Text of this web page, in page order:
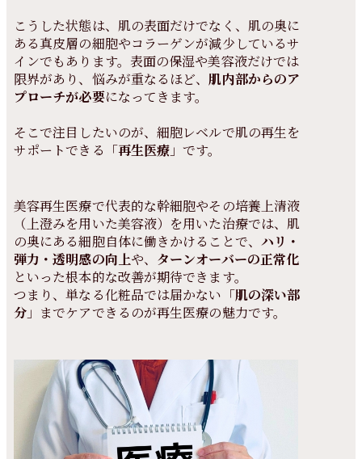
こうした状態は、肌の表面だけでなく、肌の奥に
ある真皮層の細胞やコラーゲンが減少しているサ
インでもあります。表面の保湿や美容液だけでは
限界があり、悩みが重なるほど、肌内部からのア
プローチが必要になってきます。
そこで注目したいのが、細胞レベルで肌の再生を
サポートできる「再生医療 」です。
美容再生医療で代表的な幹細胞やその培養上清液
（上澄みを用いた美容液）を用いた治療では、肌
の奥にある細胞自体に働きかけることで、 ハリ・
弾力・透明感の向上や、 ターンオーバーの正常化
といった根本的な改善が期待できます。
つまり、単なる化粧品では届かない「肌の深い部
分 」までケアできるのが再生医療の魅力です。